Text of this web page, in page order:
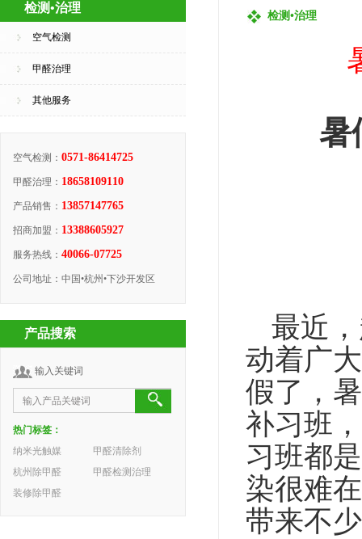
检测•治理
空气检测
甲醛治理
其他服务
空气检测： 0571-86414725
甲醛治理： 18658109110
产品销售： 13857147765
招商加盟： 13388605927
服务热线： 40066-07725
公司地址：中国•杭州•下沙开发区
产品搜索
输入关键词
热门标签：
纳米光触媒
甲醛清除剂
杭州除甲醛
甲醛检测治理
装修除甲醛
检测•治理
暑
最近
动着广
假了，
补习班
习班都
染很难
带来不